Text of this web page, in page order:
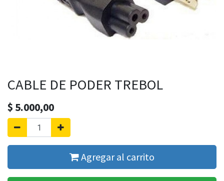
CABLE DE PODER TREBOL
$ 5.000,00
Agregar al carrito